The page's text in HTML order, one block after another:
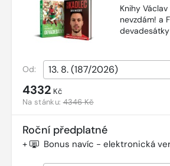
Knihy
nevzdám! a
devadesátky
Od:
4332 Kč
Na stánku:4346 Kč
Roční předplatné
+ Bonus navíc - elektronická